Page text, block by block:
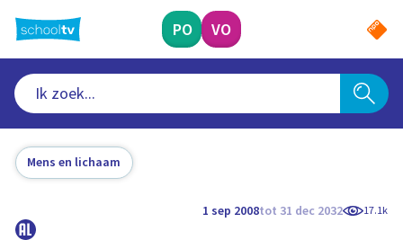
naar
hoofdinhoud
PO VO
Mens en lichaam
1 sep 2008tot 31 dec 2032 17.1k